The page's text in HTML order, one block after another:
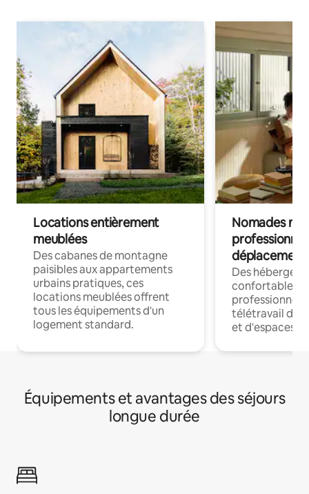
Locations entièrement
meublées
Des cabanes de montagne
paisibles aux appartements
urbains pratiques, ces
locations meublées offrent
tous les équipements d'un
logement standard.
Nomades
déplacement
Des
confortables
professionnels
télétravail
et d'espaces
Équipements et avantages des séjours
longue durée